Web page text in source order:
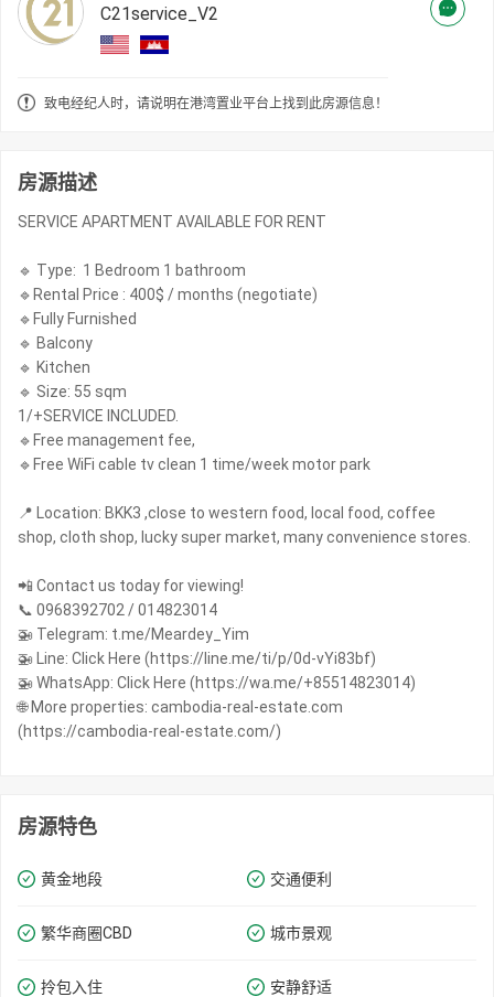
C21service_V2
致电经纪人时，请说明在港湾置业平台上找到此房源信息！
房源描述
SERVICE APARTMENT AVAILABLE FOR RENT
🔹 Type: 1 Bedroom 1 bathroom
🔹Rental Price : 400$ / months (negotiate)
🔹Fully Furnished
🔹 Balcony
🔹 Kitchen
🔹 Size: 55 sqm
1/+SERVICE INCLUDED.
🔹Free management fee,
🔹Free WiFi cable tv clean 1 time/week motor park
📍 Location: BKK3 ,close to western food, local food, coffee
shop, cloth shop, lucky super market, many convenience stores.
📲 Contact us today for viewing!
📞 0968392702 / 014823014
🚁 Telegram: t.me/Meardey_Yim
🚁 Line: Click Here (https://line.me/ti/p/0d-vYi83bf)
🚁 WhatsApp: Click Here (https://wa.me/+85514823014)
🌐 More properties: cambodia-real-estate.com
(https://cambodia-real-estate.com/)
房源特色
黄金地段 交通便利
繁华商圈​​CBD 城市景观
拎包入住 安静舒适